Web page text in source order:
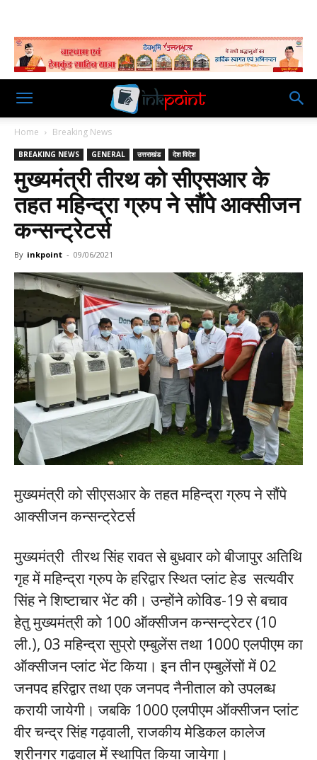
Home Breaking News
BREAKING NEWS GENERAL उत्तराखंड देश विदेश
मुख्यमंत्री तीरथ को सीएसआर के
तहत महिन्द्रा ग्रुप ने सौंपे आक्सीजन
कन्सन्ट्रेटर्स
By inkpoint - 09/06/2021
मुख्यमंत्री को सीएसआर के तहत महिन्द्रा ग्रुप ने सौंपे
आक्सीजन कन्सन्ट्रेटर्स
मुख्यमंत्री तीरथ सिंह रावत से बुधवार को बीजापुर अतिथि
गृह में महिन्द्रा ग्रुप के हरिद्वार स्थित प्लांट हेड सत्यवीर
सिंह ने शिष्टाचार भेंट की। उन्होंने कोविड-19 से बचाव
हेतु मुख्यमंत्री को 100 ऑक्सीजन कन्सन्ट्रेटर (10
ली.), 03 महिन्द्रा सुप्रो एम्बुलेंस तथा 1000 एलपीएम का
ऑक्सीजन प्लांट भेंट किया। इन तीन एम्बुलेंसों में 02
जनपद हरिद्वार तथा एक जनपद नैनीताल को उपलब्ध
करायी जायेगी। जबकि 1000 एलपीएम ऑक्सीजन प्लांट
वीर चन्द्र सिंह गढ़वाली, राजकीय मेडिकल कालेज
श्रीनगर गढ़वाल में स्थापित किया जायेगा।